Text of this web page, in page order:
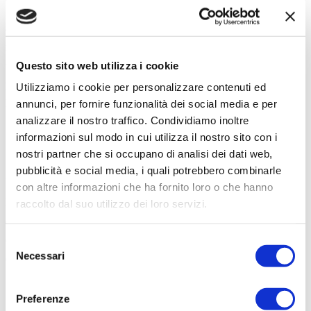
Questo sito web utilizza i cookie
Utilizziamo i cookie per personalizzare contenuti ed
annunci, per fornire funzionalità dei social media e per
analizzare il nostro traffico. Condividiamo inoltre
informazioni sul modo in cui utilizza il nostro sito con i
nostri partner che si occupano di analisi dei dati web,
pubblicità e social media, i quali potrebbero combinarle
con altre informazioni che ha fornito loro o che hanno
raccolto dal suo utilizzo dei loro servizi.
delNecessari
Preferenze
I dati personali sono conservati per il tempo strettamente necessario
a conseguire le finalità per le quali sono stati raccolti, e comunque
vigente. I dati raccolti tramite i moduli di contatto sono conservati
per un massimo di 24 mesi dalla raccolta, salvo diversi obblighi di
legge.
7. Newsletter
L'iscrizione alla newsletter è facoltativa e prevede un meccanismo di
doppio opt-in: dopo l'invio del modulo, l'utente riceve un'email di
contenuto (valido 48 ore).
Base giuridica
: consenso espresso dell'interessato (art. 6, par.